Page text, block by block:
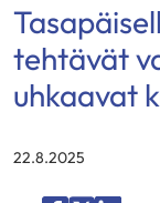
tehtävät
uhkaavat
22.8.2025